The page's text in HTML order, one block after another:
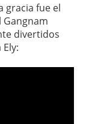
gracia fue el
Gangnam
divertidos